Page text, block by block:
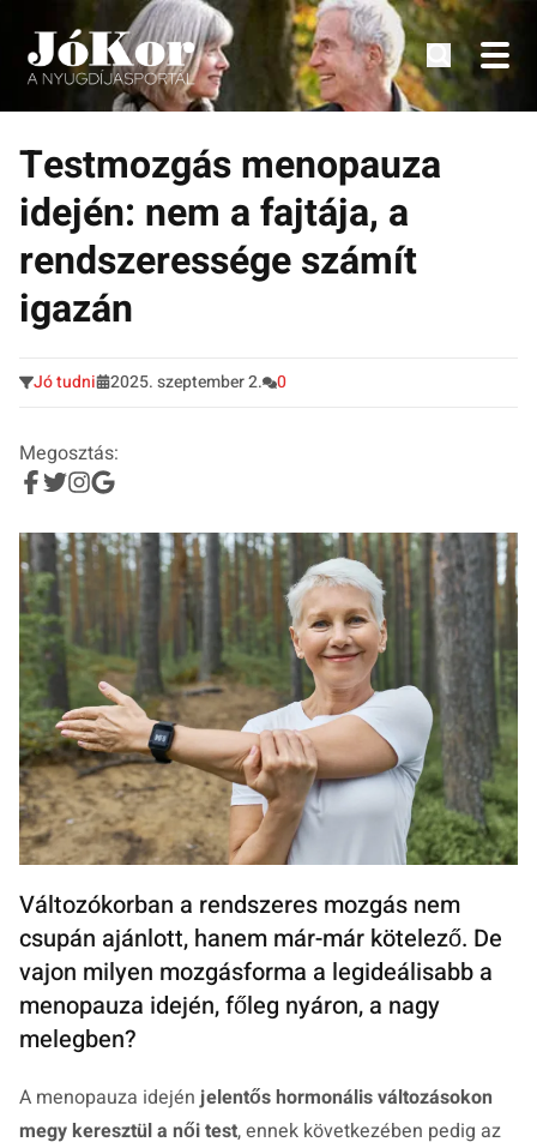
Tovább
tartalomra
Tudnivalók, érdekességek idősek számára.
Testmozgás menopauza
idején: nem a fajtája, a
rendszeressége számít
igazán
Jó tudni 2025. szeptember 2. 0
Megosztás:
Változókorban a rendszeres mozgás nem
csupán ajánlott, hanem már-már kötelező. De
vajon milyen mozgásforma a legideálisabb a
menopauza idején, főleg nyáron, a nagy
melegben?
A menopauza idejénjelentős hormonális változásokon
megy keresztül a női test, ennek következében pedig az